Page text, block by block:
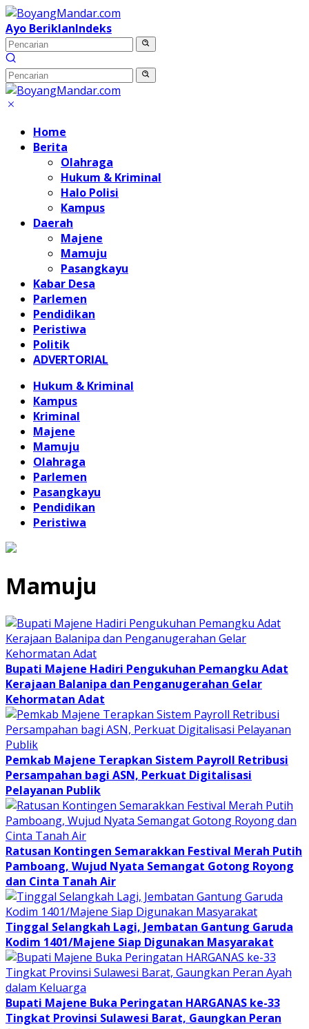
Langsung
ke
konten
Ayo BeriklanIndeks
Home
Berita
Olahraga
Hukum & Kriminal
Halo Polisi
Kampus
Daerah
Majene
Mamuju
Pasangkayu
Kabar Desa
Parlemen
Pendidikan
Peristiwa
Politik
ADVERTORIAL
Hukum & Kriminal
Kampus
Kriminal
Majene
Mamuju
Olahraga
Parlemen
Pasangkayu
Pendidikan
Peristiwa
Mamuju
Bupati Majene Hadiri Pengukuhan Pemangku Adat
Kerajaan Balanipa dan Penganugerahan Gelar
Kehormatan Adat
Pemkab Majene Terapkan Sistem Payroll Retribusi
Persampahan bagi ASN, Perkuat Digitalisasi
Pelayanan Publik
Ratusan Kontingen Semarakkan Festival Merah Putih
Pamboang, Wujud Nyata Semangat Gotong Royong
dan Cinta Tanah Air
Tinggal Selangkah Lagi, Jembatan Gantung Garuda
Kodim 1401/Majene Siap Digunakan Masyarakat
Bupati Majene Buka Peringatan HARGANAS ke-33
Tingkat Provinsi Sulawesi Barat, Gaungkan Peran